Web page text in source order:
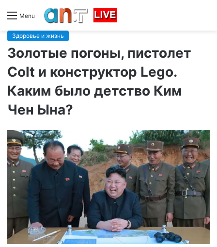
Menu
Здоровье и жизнь
Золотые погоны, пистолет
Colt и конструктор Lego.
Каким было детство Ким
Чен Ына?